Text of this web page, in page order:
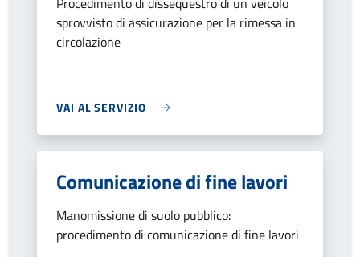
sprovvisto di assicurazione per la rimessa in
circolazione
VAI AL SERVIZIO
Comunicazione di fine lavori
Manomissione di suolo pubblico:
procedimento di comunicazione di fine lavori